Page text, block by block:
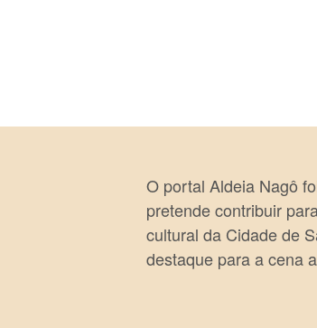
O portal Aldeia Nagô
pretende contribuir
cultural da Cidade de
destaque para a cena